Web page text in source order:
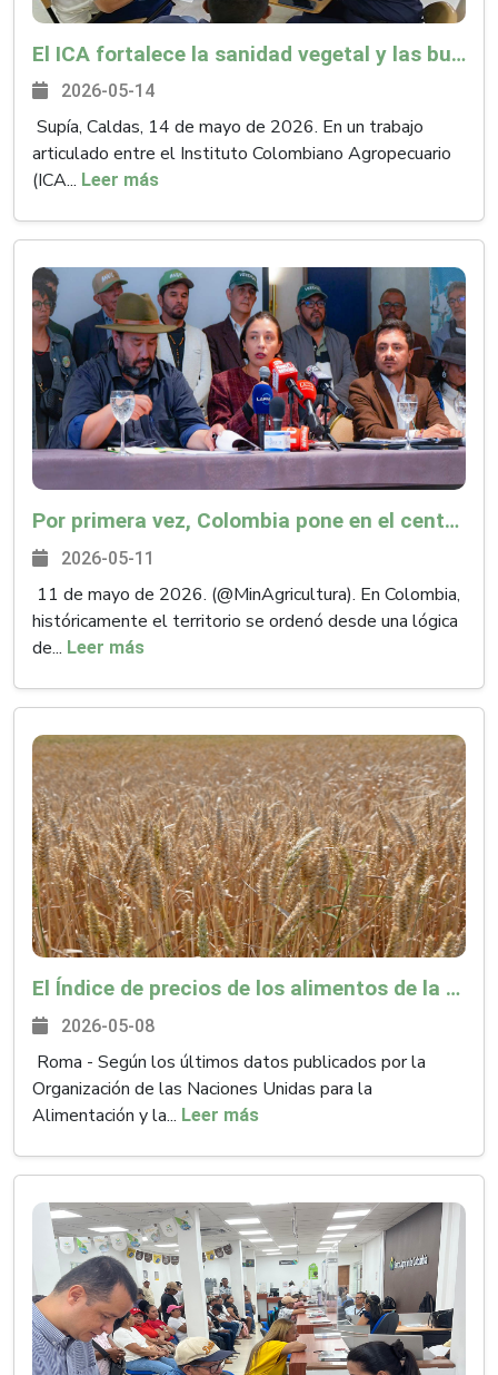
El ICA fortalece la sanidad vegetal y las buenas prácticas agrícolas en Caldas
2026-05-14
Supía, Caldas, 14 de mayo de 2026. En un trabajo
articulado entre el Instituto Colombiano Agropecuario
(ICA... Leer más
Por primera vez, Colombia pone en el centro del ordenamiento territorial la protección de las tierras más fértiles y la producción de alimentos
2026-05-11
11 de mayo de 2026. (@MinAgricultura). En Colombia,
históricamente el territorio se ordenó desde una lógica
de... Leer más
El Índice de precios de los alimentos de la FAO sube por tercer mes consecutivo debido en gran medida al aumento de los precios de los aceites vegetales
2026-05-08
Roma - Según los últimos datos publicados por la
Organización de las Naciones Unidas para la
Alimentación y la... Leer más